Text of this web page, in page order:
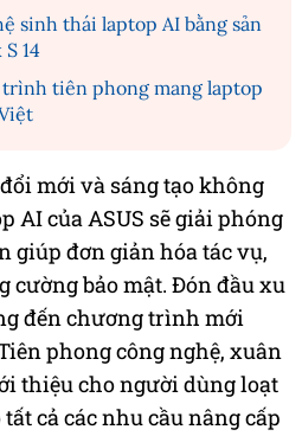
sinh thái laptop AI bằng sản
14
trình tiên phong mang laptop
mới và sáng tạo không
AI của ASUS sẽ giải phóng
giúp đơn giản hóa tác vụ,
cường bảo mật. Đón đầu xu
đến chương trình mới
phong công nghệ, xuân
thiệu cho người dùng loạt
cả các nhu cầu nâng cấp